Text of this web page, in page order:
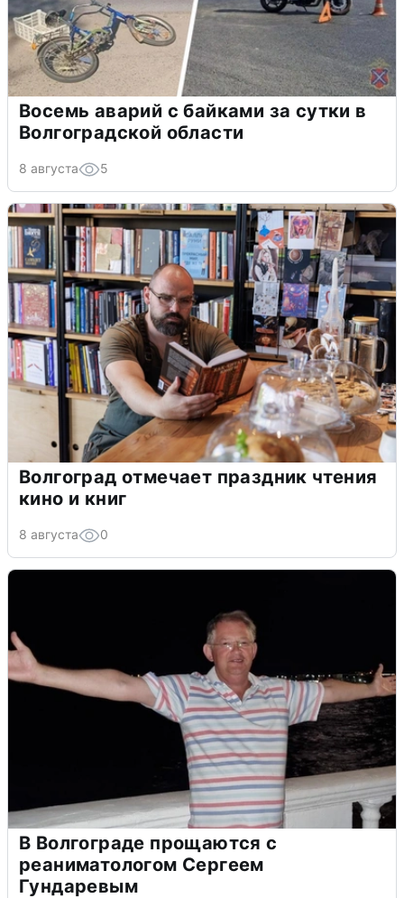
Восемь аварий с байками за сутки в
Волгоградской области
8 августа 5
Волгоград отмечает праздник чтения
кино и книг
8 августа 0
В Волгограде прощаются с
реаниматологом Сергеем
Гундаревым